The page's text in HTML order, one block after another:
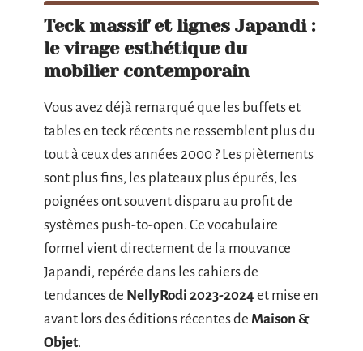
Teck massif et lignes Japandi :
le virage esthétique du
mobilier contemporain
Vous avez déjà remarqué que les buffets et
tables en teck récents ne ressemblent plus du
tout à ceux des années 2000 ? Les piètements
sont plus fins, les plateaux plus épurés, les
poignées ont souvent disparu au profit de
systèmes push-to-open. Ce vocabulaire
formel vient directement de la mouvance
Japandi, repérée dans les cahiers de
tendances de NellyRodi 2023-2024 et mise en
avant lors des éditions récentes de Maison &
Objet.